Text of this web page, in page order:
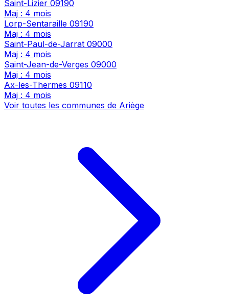
Saint-Lizier 09190
Maj : 4 mois
Lorp-Sentaraille 09190
Maj : 4 mois
Saint-Paul-de-Jarrat 09000
Maj : 4 mois
Saint-Jean-de-Verges 09000
Maj : 4 mois
Ax-les-Thermes 09110
Maj : 4 mois
Voir toutes les communes de Ariège